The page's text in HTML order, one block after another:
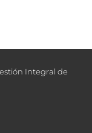
Integral de